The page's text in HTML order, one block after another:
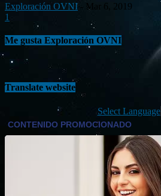
Exploración OVNI - Mar 6, 2019
1
Me gusta Exploración OVNI
Translate website
Select Language